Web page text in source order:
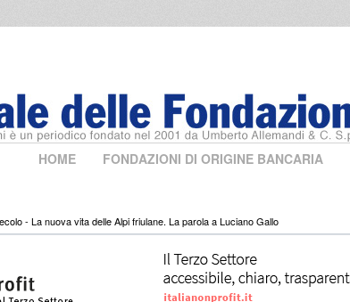
HOME FONDAZIONI DI ORIGINE BANCARIA
- La nuova vita delle Alpi friulane. La parola a Luciano Gallo